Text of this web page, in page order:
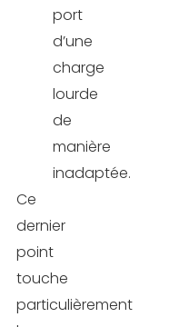
port
d’une
charge
lourde
de
manière
inadaptée.
Ce
dernier
point
touche
particulièrement